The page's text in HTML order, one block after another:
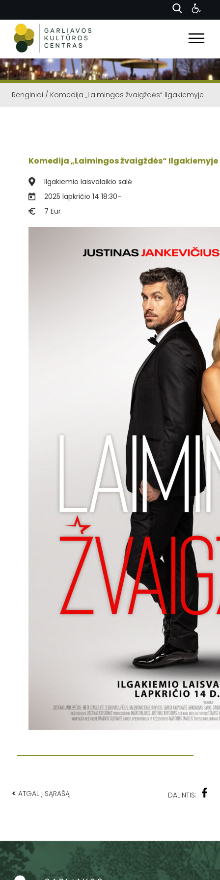
Renginiai / Komedija „Laimingos žvaigždės“ Ilgakiemyje
Komedija „Laimingos žvaigždės“ Ilgakiemyje
Ilgakiemio laisvalaikio salė
2025 lapkričio 14 18:30–
7 Eur
< ATGAL Į SĄRAŠĄ DALINTIS: